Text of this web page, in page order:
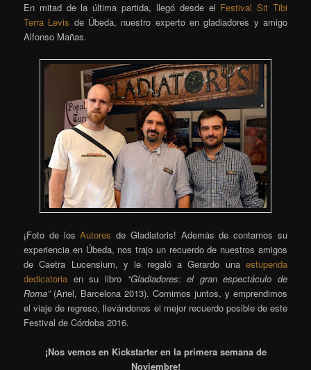
En mitad de la última partida, llegó desde el Festival Sit Tibi
Terra Levis de Úbeda, nuestro experto en gladiadores y amigo
Alfonso Mañas.
¡Foto de losAutores de Gladiatoris! Además de contarnos su
experiencia en Úbeda, nos trajo un recuerdo de nuestros amigos
de Caetra Lucensium, y le regaló a Gerardo una estupenda
dedicatoria en su libro “Gladiadores: el gran espectáculo de
Roma” (Ariel, Barcelona 2013). Comimos juntos, y emprendimos
el viaje de regreso, llevándonos el mejor recuerdo posible de este
Festival de Córdoba 2016.
¡Nos vemos en Kickstarter en la primera semana de
Noviembre!